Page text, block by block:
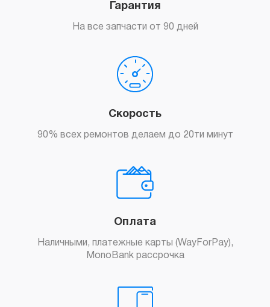
Гарантия
На все запчасти от 90 дней
Скорость
90% всех ремонтов делаем до 20ти минут
Оплата
Наличными, платежные карты (WayForPay),
MonoBank рассрочка